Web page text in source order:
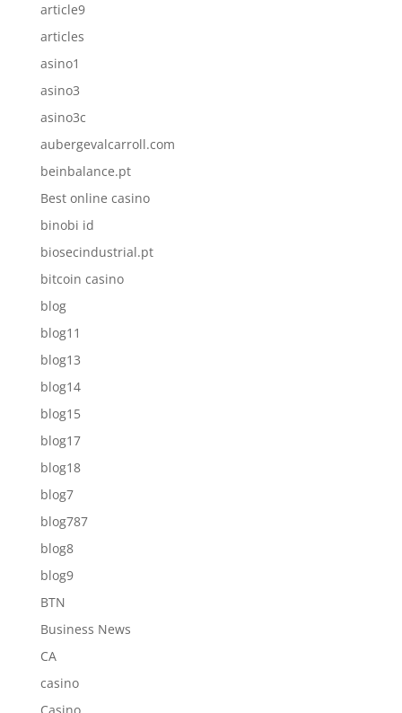
article9
articles
asino1
asino3
asino3c
aubergevalcarroll.com
beinbalance.pt
Best online casino
binobi id
biosecindustrial.pt
bitcoin casino
blog
blog11
blog13
blog14
blog15
blog17
blog18
blog7
blog787
blog8
blog9
BTN
Business News
CA
casino